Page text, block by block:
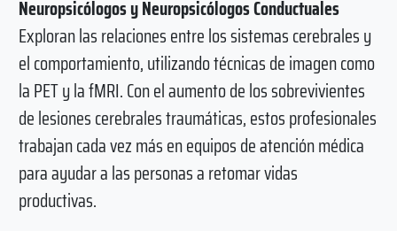
Neuropsicólogos y Neuropsicólogos Conductuales
Exploran las relaciones entre los sistemas cerebrales y
el comportamiento, utilizando técnicas de imagen como
la PET y la fMRI. Con el aumento de los sobrevivientes
de lesiones cerebrales traumáticas, estos profesionales
trabajan cada vez más en equipos de atención médica
para ayudar a las personas a retomar vidas
productivas.